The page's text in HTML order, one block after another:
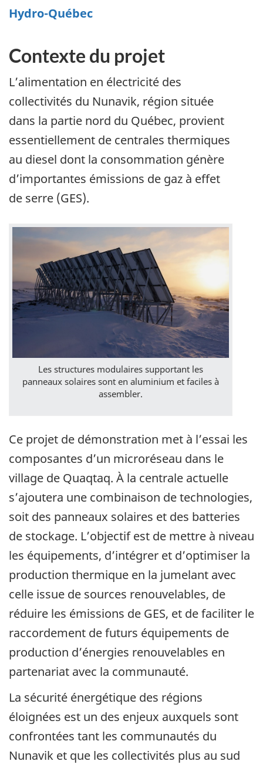
Hydro-Québec
Contexte du projet
L’alimentation en électricité des
collectivités du Nunavik, région située
dans la partie nord du Québec, provient
essentiellement de centrales thermiques
au diesel dont la consommation génère
d’importantes émissions de gaz à effet
de serre (GES).
Les structures modulaires supportant les
panneaux solaires sont en aluminium et faciles à
assembler.
Ce projet de démonstration met à l’essai les
composantes d’un microréseau dans le
village de Quaqtaq. À la centrale actuelle
s’ajoutera une combinaison de technologies,
soit des panneaux solaires et des batteries
de stockage. L’objectif est de mettre à niveau
les équipements, d’intégrer et d’optimiser la
production thermique en la jumelant avec
celle issue de sources renouvelables, de
réduire les émissions de GES, et de faciliter le
raccordement de futurs équipements de
production d’énergies renouvelables en
partenariat avec la communauté.
La sécurité énergétique des régions
éloignées est un des enjeux auxquels sont
confrontées tant les communautés du
Nunavik et que les collectivités plus au sud